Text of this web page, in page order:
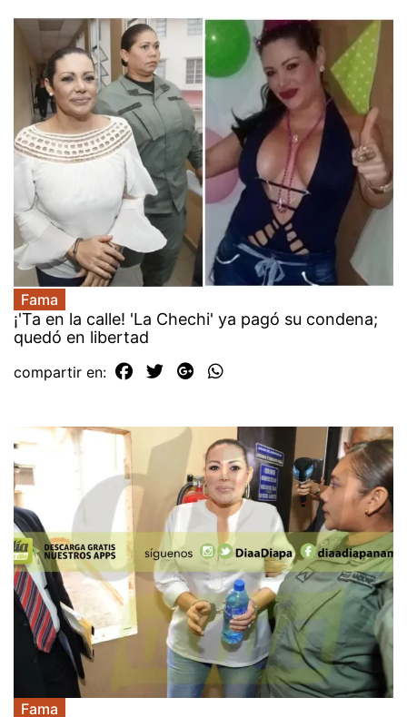
Fama
¡'Ta en la calle! 'La Chechi' ya pagó su condena;
quedó en libertad
compartir en:
Fama